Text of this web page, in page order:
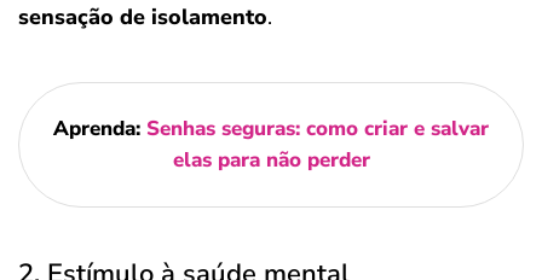
sensação de isolamento.
Aprenda: Senhas seguras: como criar e salvar
elas para não perder